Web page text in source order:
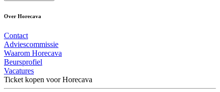
Over Horecava
Contact
Adviescommissie
Waarom Horecava
Beursprofiel
Vacatures
Ticket kopen voor Horecava